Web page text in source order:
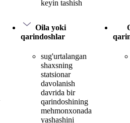
keyin tashish
Oila yoki
qarindoshlar
sug'urtalangan
shaxsning
statsionar
davolanish
davrida bir
qarindoshining
mehmonxonada
yashashini